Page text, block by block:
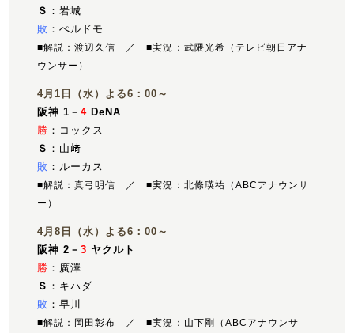
Ｓ ：岩城
敗 ：ぺルドモ
■解説：渡辺久信 ／ ■実況：武隈光希（テレビ朝日アナ
ウンサー）
4月1日（水）よる6：00～
阪神 1－4 DeNA
勝 ：コックス
Ｓ ：山﨑
敗 ：ルーカス
■解説：真弓明信 ／ ■実況：北條瑛祐（ABCアナウンサ
ー）
4月8日（水）よる6：00～
阪神 2－3 ヤクルト
勝 ：廣澤
Ｓ ：キハダ
敗 ：早川
■解説：岡田彰布 ／ ■実況：山下剛（ABCアナウンサ